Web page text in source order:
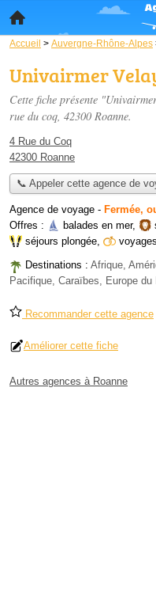
Accueil > Auvergne-Rhône-Alpes
Univairmer
Cette fiche présente
rue du coq, 42300 Roanne.
4 Rue du Coq
42300 Roanne
📞 Appeler cette agence de
Agence de voyage - Fermée,
Offres :
balades en mer,
séjours plongée,
Destinations : Afrique,
Pacifique, Caraïbes, Europe
Recommander cette agence
Améliorer cette fiche
Autres agences à Roanne